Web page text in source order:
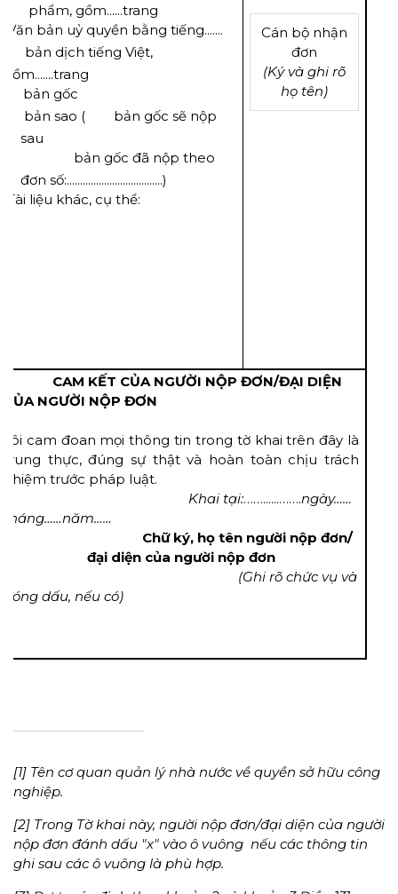
phẩm, gồm......trang
Văn bản uỷ quyền bằng tiếng.......
bản dịch tiếng Việt,
gồm.......trang
bản gốc
bản sao ( 
bản gốc sẽ nộp
sau
 bản gốc đã nộp theo
đơn số:....................................)
Tài liệu khác, cụ thể:
Cán bộ nhận
đơn
(Ký và ghi rõ
họ tên)
CAM KẾT CỦA NGƯỜI NỘP ĐƠN/ĐẠI DIỆN
CỦA NGƯỜI NỘP ĐƠN
Tôi cam đoan mọi thông tin trong tờ khai trên đây là
trung thực, đúng sự thật và hoàn toàn chịu trách
nhiệm trước pháp luật.
Khai tại:……......…….ngày……
tháng……năm……
Chữ ký, họ tên người nộp đơn/
đại diện của người nộp đơn
(Ghi rõ chức vụ và
đóng dấu, nếu có)
[1] Tên cơ quan quản lý nhà nước về quyền sở hữu công
nghiệp.
[2] Trong Tờ khai này, người nộp đơn/đại diện của người
nộp đơn đánh dấu "x" vào ô vuông  nếu các thông tin
ghi sau các ô vuông là phù hợp.